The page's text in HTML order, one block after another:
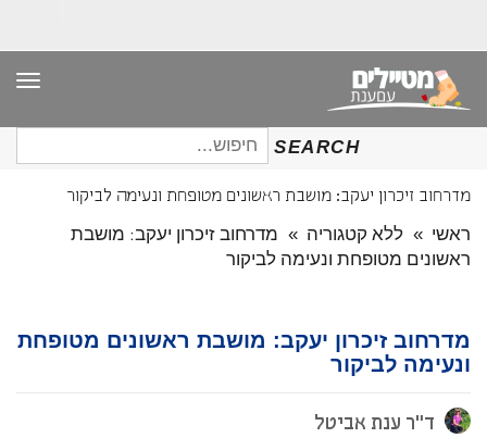
SEARCH
חיפוש
עבור:
מדרחוב זיכרון יעקב: מושבת ראשונים מטופחת ונעימה לביקור
ראשי » ללא קטגוריה » מדרחוב זיכרון יעקב: מושבת
ראשונים מטופחת ונעימה לביקור
מדרחוב זיכרון יעקב: מושבת ראשונים מטופחת
ונעימה לביקור
ד"ר ענת אביטל